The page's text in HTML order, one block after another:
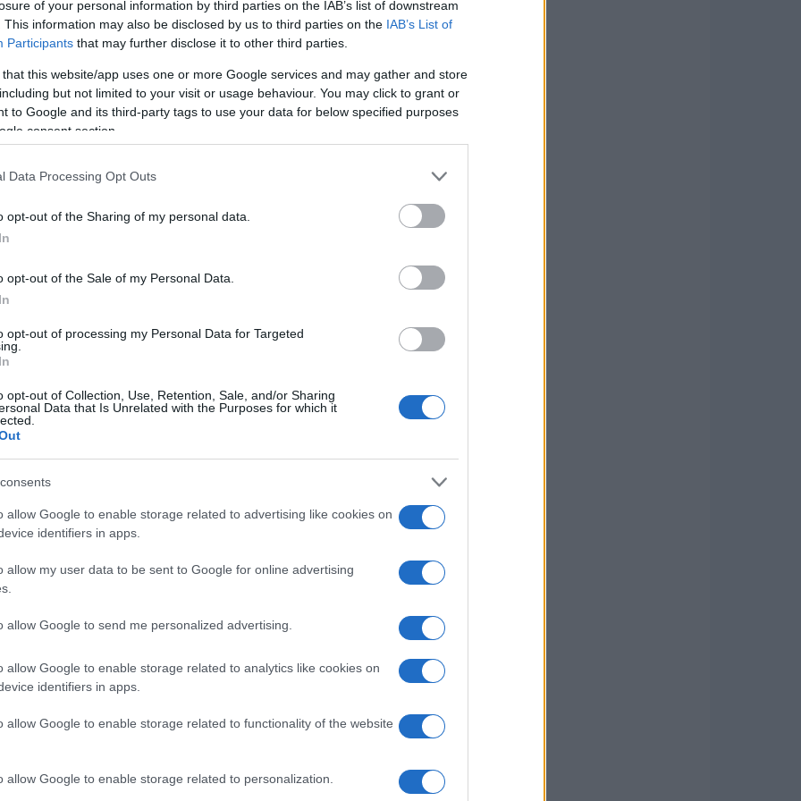
of your personal information by third parties on the IAB’s list of downstream
This information may also be disclosed by us to third parties on the IAB’s List of
Participants that may further disclose it to other third parties.
that this website/app uses one or more Google services and may gather and store
but not limited to your visit or usage behaviour. You may click to grant or
to Google and its third-party tags to use your data for below specified purposes
consent section.
Data Processing Opt Outs
opt-out of the Sharing of my personal data.
opt-out of the Sale of my Personal Data.
opt-out of processing my Personal Data for Targeted
opt-out of Collection, Use, Retention, Sale, and/or Sharing
Data that Is Unrelated with the Purposes for which it
allow Google to enable storage related to advertising like cookies on
identifiers in apps.
allow my user data to be sent to Google for online advertising
allow Google to send me personalized advertising.
allow Google to enable storage related to analytics like cookies on
identifiers in apps.
allow Google to enable storage related to functionality of the website
allow Google to enable storage related to personalization.
in notturna, un elemento che aggiunge
è elettrica, con le luci che illuminano la
Gli atleti, avvolti da un’atmosfera
mentre il pubblico trattiene il fiato ad
e spettacolo rende queste gare
anche i meno esperti.
atleti che hanno fatto la storia del
sono seguite con grande attenzione, e ogni
incredibili e a duelli all’ultimo respiro. La
ogni competizione ancora più avvincente,
le sorti di una gara in un istante. La
e gli atleti dedicano ore di allenamento